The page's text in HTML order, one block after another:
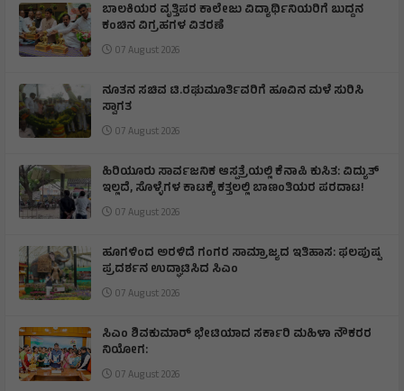
ಬಾಲಕಿಯರ ವೃತ್ತಿಪರ ಕಾಲೇಜು ವಿದ್ಯಾರ್ಥಿನಿಯರಿಗೆ ಬುದ್ದನ
ಕಂಚಿನ ವಿಗ್ರಹಗಳ ವಿತರಣೆ
07 August 2026
ನೂತನ ಸಚಿವ ಟಿ.ರಘುಮೂರ್ತಿವರಿಗೆ ಹೂವಿನ ಮಳೆ ಸುರಿಸಿ
ಸ್ವಾಗತ
07 August 2026
ಹಿರಿಯೂರು ಸಾರ್ವಜನಿಕ ಆಸ್ಪತ್ರೆಯಲ್ಲಿ ಕೆನಾಪಿ ಕುಸಿತ: ವಿದ್ಯುತ್‌
ಇಲ್ಲದೆ, ಸೊಳ್ಳೆಗಳ ಕಾಟಕ್ಕೆ ಕತ್ತಲಲ್ಲಿ ಬಾಣಂತಿಯರ ಪರದಾಟ!
07 August 2026
ಹೂಗಳಿಂದ ಅರಳಿದೆ ಗಂಗರ ಸಾಮ್ರಾಜ್ಯದ ಇತಿಹಾಸ: ಫಲಪುಷ್ಪ
ಪ್ರದರ್ಶನ ಉದ್ಘಾಟಿಸಿದ ಸಿಎಂ
07 August 2026
ಸಿಎಂ ಶಿವಕುಮಾರ್‌ ಭೇಟಿಯಾದ ಸರ್ಕಾರಿ ಮಹಿಳಾ ನೌಕರರ
ನಿಯೋಗ:
07 August 2026